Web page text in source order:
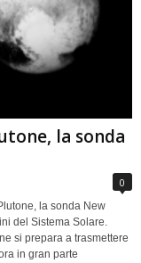
la sonda
0
la sonda New
del Sistema Solare.
si prepara a trasmettere
in gran parte